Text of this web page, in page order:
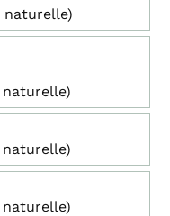
naturelle)